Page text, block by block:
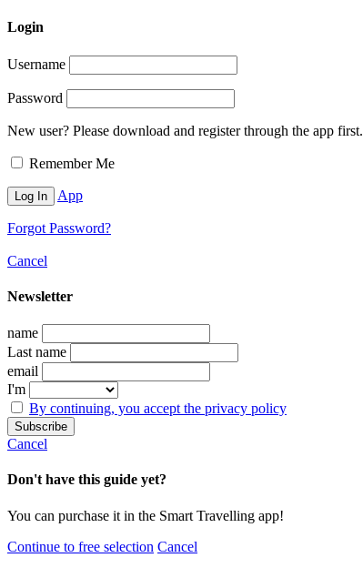
Login
Username
Password
New user? Please download and register through the app first.
Remember Me
App
Forgot Password?
Cancel
Newsletter
name
Last name
email
I'm
By continuing, you accept the privacy policy
Cancel
Don't have this guide yet?
You can purchase it in the Smart Travelling app!
Continue to free selection Cancel